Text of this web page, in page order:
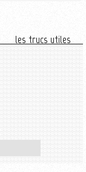
les trucs utiles